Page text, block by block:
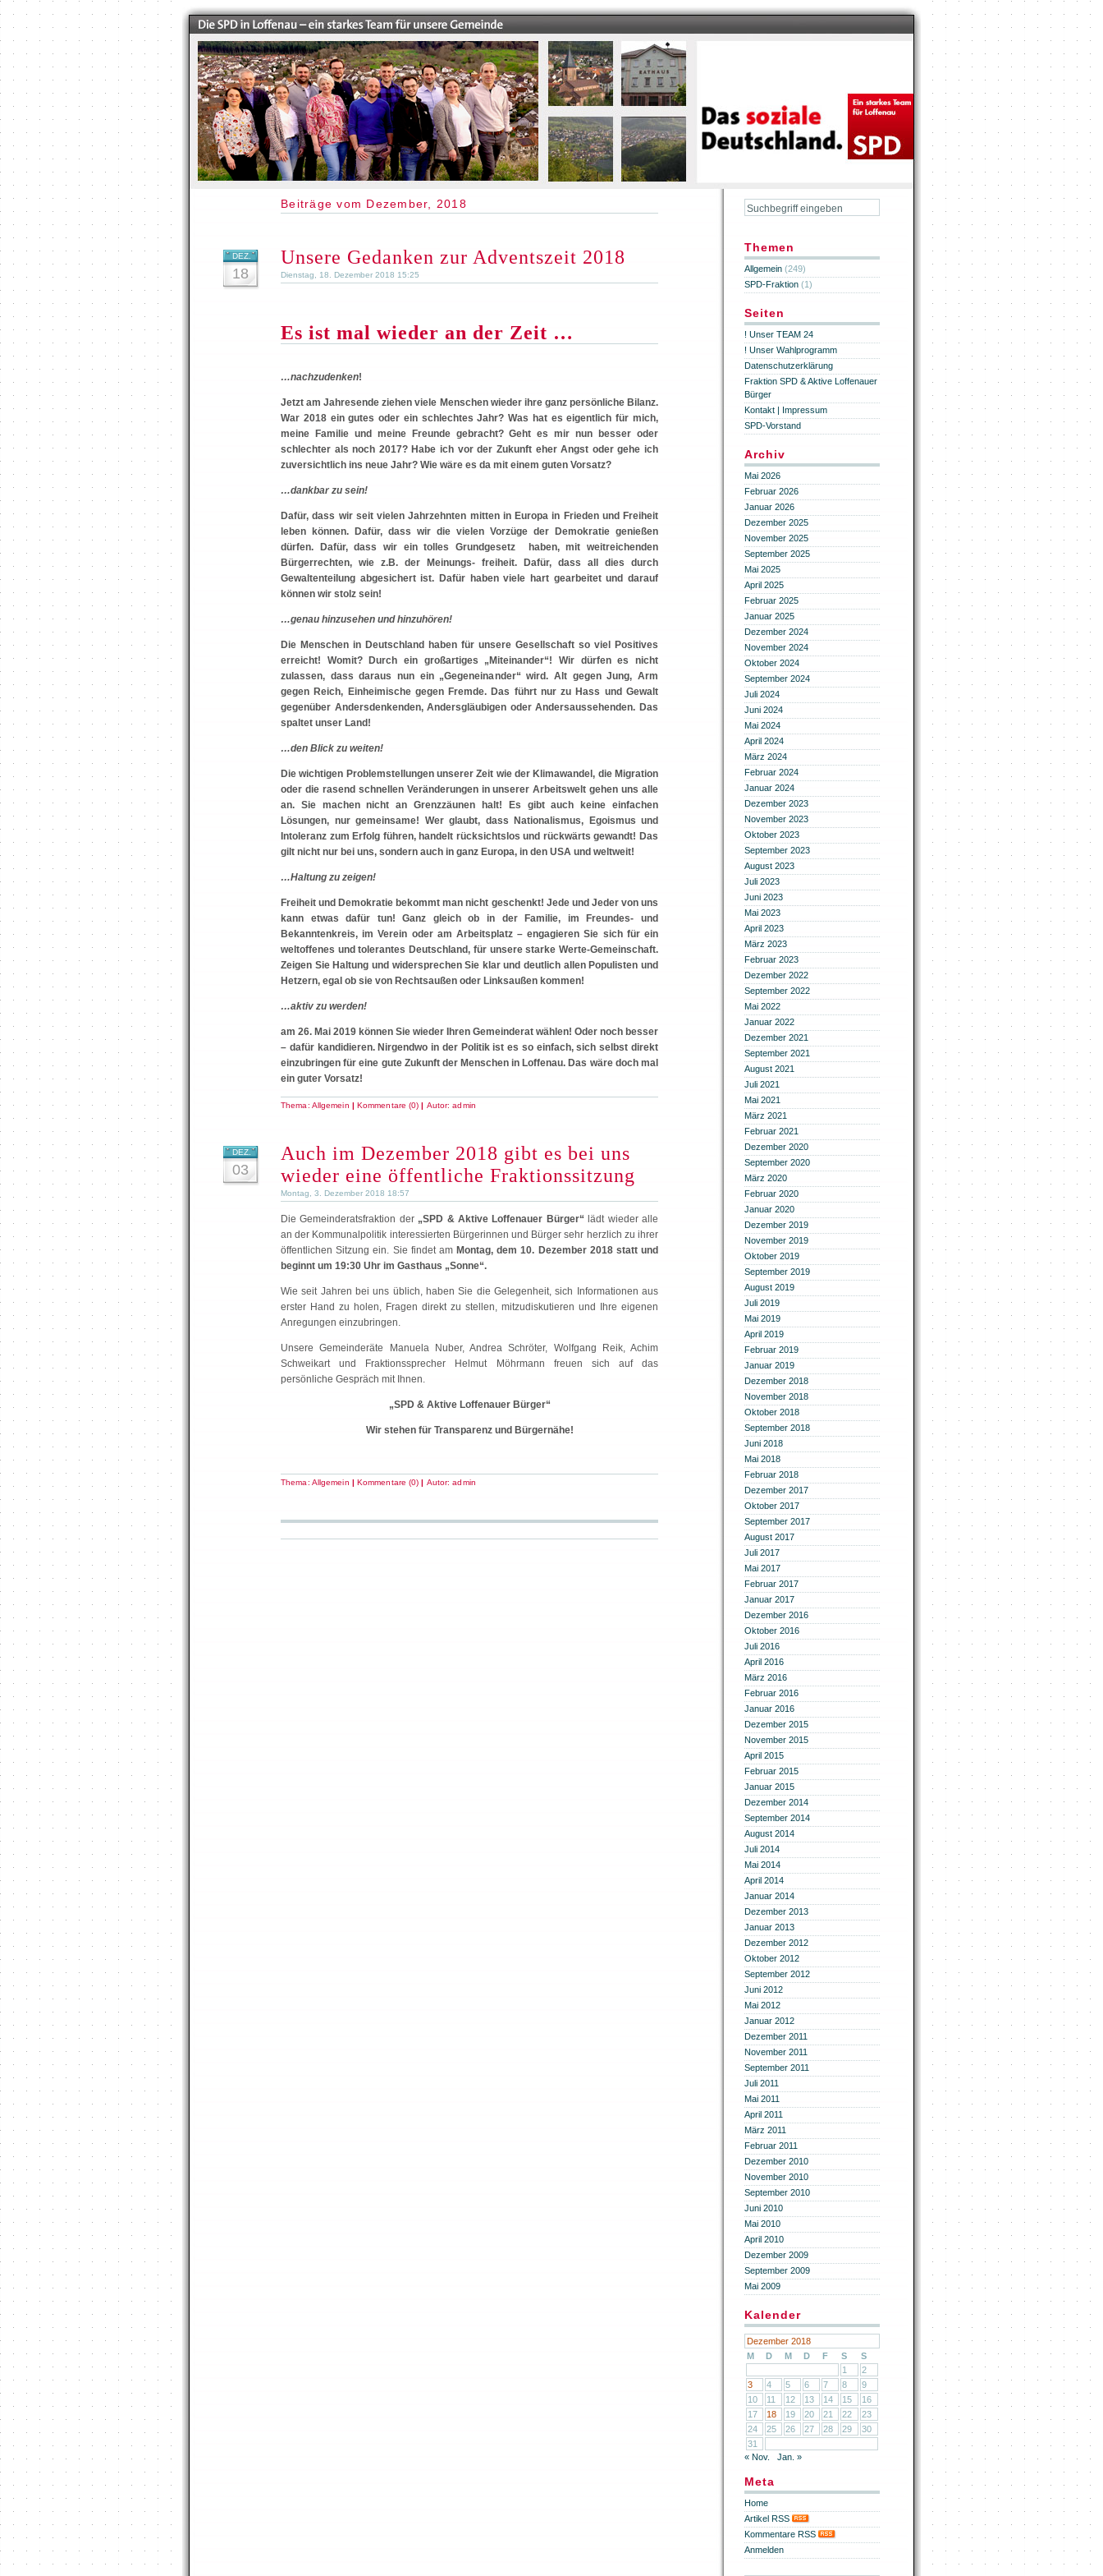
Beiträge vom Dezember, 2018
DEZ.
18
Unsere Gedanken zur Adventszeit 2018
Dienstag, 18. Dezember 2018 15:25
Es ist mal wieder an der Zeit …
…nachzudenken!
Jetzt am Jahresende ziehen viele Menschen wieder ihre ganz persönliche Bilanz.
War 2018 ein gutes oder ein schlechtes Jahr? Was hat es eigentlich für mich,
meine Familie und meine Freunde gebracht? Geht es mir nun besser oder
schlechter als noch 2017? Habe ich vor der Zukunft eher Angst oder gehe ich
zuversichtlich ins neue Jahr? Wie wäre es da mit einem guten Vorsatz?
…dankbar zu sein!
Dafür, dass wir seit vielen Jahrzehnten mitten in Europa in Frieden und Freiheit
leben können. Dafür, dass wir die vielen Vorzüge der Demokratie genießen
dürfen. Dafür, dass wir ein tolles Grundgesetz haben, mit weitreichenden
Bürgerrechten, wie z.B. der Meinungs- freiheit. Dafür, dass all dies durch
Gewaltenteilung abgesichert ist. Dafür haben viele hart gearbeitet und darauf
können wir stolz sein!
…genau hinzusehen und hinzuhören!
Die Menschen in Deutschland haben für unsere Gesellschaft so viel Positives
erreicht! Womit? Durch ein großartiges „Miteinander“! Wir dürfen es nicht
zulassen, dass daraus nun ein „Gegeneinander“ wird. Alt gegen Jung, Arm
gegen Reich, Einheimische gegen Fremde. Das führt nur zu Hass und Gewalt
gegenüber Andersdenkenden, Andersgläubigen oder Andersaussehenden. Das
spaltet unser Land!
…den Blick zu weiten!
Die wichtigen Problemstellungen unserer Zeit wie der Klimawandel, die Migration
oder die rasend schnellen Veränderungen in unserer Arbeitswelt gehen uns alle
an. Sie machen nicht an Grenzzäunen halt! Es gibt auch keine einfachen
Lösungen, nur gemeinsame! Wer glaubt, dass Nationalismus, Egoismus und
Intoleranz zum Erfolg führen, handelt rücksichtslos und rückwärts gewandt! Das
gilt nicht nur bei uns, sondern auch in ganz Europa, in den USA und weltweit!
…Haltung zu zeigen!
Freiheit und Demokratie bekommt man nicht geschenkt! Jede und Jeder von uns
kann etwas dafür tun! Ganz gleich ob in der Familie, im Freundes- und
Bekanntenkreis, im Verein oder am Arbeitsplatz – engagieren Sie sich für ein
weltoffenes und tolerantes Deutschland, für unsere starke Werte-Gemeinschaft.
Zeigen Sie Haltung und widersprechen Sie klar und deutlich allen Populisten und
Hetzern, egal ob sie von Rechtsaußen oder Linksaußen kommen!
…aktiv zu werden!
am 26. Mai 2019 können Sie wieder Ihren Gemeinderat wählen! Oder noch besser
– dafür kandidieren. Nirgendwo in der Politik ist es so einfach, sich selbst direkt
einzubringen für eine gute Zukunft der Menschen in Loffenau. Das wäre doch mal
ein guter Vorsatz!
Thema: Allgemein | Kommentare (0) | Autor:admin
DEZ.
03
Auch im Dezember 2018 gibt es bei uns
wieder eine öffentliche Fraktionssitzung
Montag, 3. Dezember 2018 18:57
Die Gemeinderatsfraktion der„SPD & Aktive Loffenauer Bürger“ lädt wieder alle
an der Kommunalpolitik interessierten Bürgerinnen und Bürger sehr herzlich zu ihrer
öffentlichen Sitzung ein. Sie findet am Montag, dem 10. Dezember 2018 statt und
beginnt um 19:30 Uhr im Gasthaus „Sonne“.
Wie seit Jahren bei uns üblich, haben Sie die Gelegenheit, sich Informationen aus
erster Hand zu holen, Fragen direkt zu stellen, mitzudiskutieren und Ihre eigenen
Anregungen einzubringen.
Unsere Gemeinderäte Manuela Nuber, Andrea Schröter, Wolfgang Reik, Achim
Schweikart und Fraktionssprecher Helmut Möhrmann freuen sich auf das
persönliche Gespräch mit Ihnen.
„SPD & Aktive Loffenauer Bürger“
Wir stehen für Transparenz und Bürgernähe!
Thema: Allgemein | Kommentare (0) | Autor:admin
Themen
Allgemein (249)
SPD-Fraktion (1)
Seiten
! Unser TEAM 24
! Unser Wahlprogramm
Datenschutzerklärung
Fraktion SPD & Aktive Loffenauer
Bürger
Kontakt | Impressum
SPD-Vorstand
Archiv
Mai 2026
Februar 2026
Januar 2026
Dezember 2025
November 2025
September 2025
Mai 2025
April 2025
Februar 2025
Januar 2025
Dezember 2024
November 2024
Oktober 2024
September 2024
Juli 2024
Juni 2024
Mai 2024
April 2024
März 2024
Februar 2024
Januar 2024
Dezember 2023
November 2023
Oktober 2023
September 2023
August 2023
Juli 2023
Juni 2023
Mai 2023
April 2023
März 2023
Februar 2023
Dezember 2022
September 2022
Mai 2022
Januar 2022
Dezember 2021
September 2021
August 2021
Juli 2021
Mai 2021
März 2021
Februar 2021
Dezember 2020
September 2020
März 2020
Februar 2020
Januar 2020
Dezember 2019
November 2019
Oktober 2019
September 2019
August 2019
Juli 2019
Mai 2019
April 2019
Februar 2019
Januar 2019
Dezember 2018
November 2018
Oktober 2018
September 2018
Juni 2018
Mai 2018
Februar 2018
Dezember 2017
Oktober 2017
September 2017
August 2017
Juli 2017
Mai 2017
Februar 2017
Januar 2017
Dezember 2016
Oktober 2016
Juli 2016
April 2016
März 2016
Februar 2016
Januar 2016
Dezember 2015
November 2015
April 2015
Februar 2015
Januar 2015
Dezember 2014
September 2014
August 2014
Juli 2014
Mai 2014
April 2014
Januar 2014
Dezember 2013
Januar 2013
Dezember 2012
Oktober 2012
September 2012
Juni 2012
Mai 2012
Januar 2012
Dezember 2011
November 2011
September 2011
Juli 2011
Mai 2011
April 2011
März 2011
Februar 2011
Dezember 2010
November 2010
September 2010
Juni 2010
Mai 2010
April 2010
Dezember 2009
September 2009
Mai 2009
Kalender
Dezember 2018
M
D M D F S
S
1
2
3
4 5 6 7 8
9
10
11 12 13 14 15
16
17
18 19 20 21 22
23
24
25 26 27 28 29
30
31
« Nov.
Jan. »
Meta
Home
Artikel RSS
Kommentare RSS
Anmelden